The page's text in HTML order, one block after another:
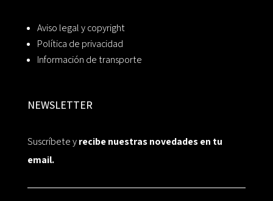
Aviso legal y copyright
Política de privacidad
Información de transporte
NEWSLETTER
Suscríbete yrecibe nuestras novedades en tu
email.